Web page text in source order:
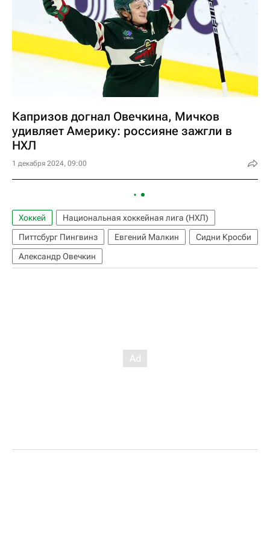
Капризов догнал Овечкина, Мичков
удивляет Америку: россияне зажгли в
НХЛ
1 декабря 2024, 09:00
Хоккей
Национальная хоккейная лига (НХЛ)
Питтсбург Пингвинз
Евгений Малкин
Сидни Кросби
Александр Овечкин